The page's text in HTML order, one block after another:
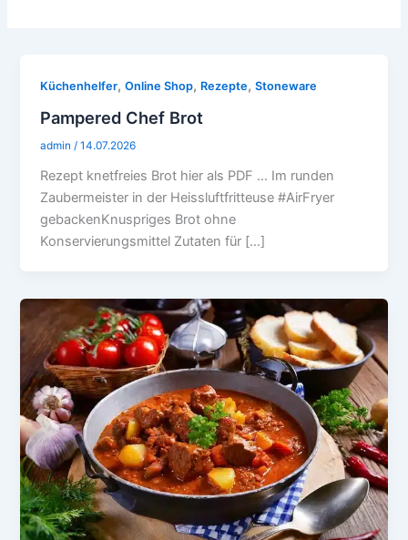
Küchenhelfer,Online Shop, Rezepte,Stoneware
Pampered Chef Brot
admin /14.07.2026
Rezept knetfreies Brot hier als PDF … Im runden
Zaubermeister in der Heissluftfritteuse #AirFryer
gebackenKnuspriges Brot ohne
Konservierungsmittel Zutaten für […]